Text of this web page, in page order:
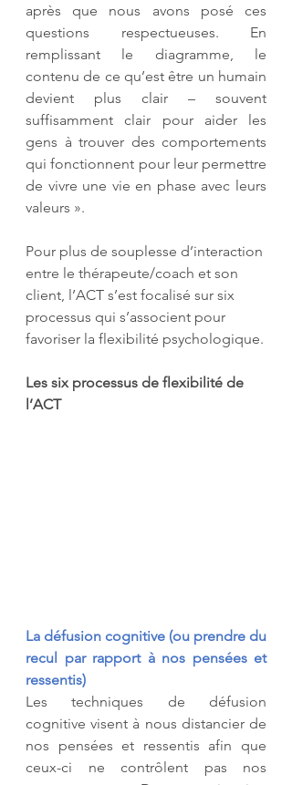
après que nous avons posé ces
questions respectueuses. En
remplissant le diagramme, le
contenu de ce qu’est être un humain
devient plus clair – souvent
suffisamment clair pour aider les
gens à trouver des comportements
qui fonctionnent pour leur permettre
de vivre une vie en phase avec leurs
valeurs ».
Pour plus de souplesse d’interaction
entre le thérapeute/coach et son
client, l’ACT s’est focalisé sur six
processus qui s’associent pour
favoriser la flexibilité psychologique.
Les six processus de flexibilité de
l’ACT
La défusion cognitive (ou prendre du
recul par rapport à nos pensées et
ressentis)
Les techniques de défusion
cognitive visent à nous distancier de
nos pensées et ressentis afin que
ceux-ci ne contrôlent pas nos